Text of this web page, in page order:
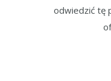
odwiedzić tę